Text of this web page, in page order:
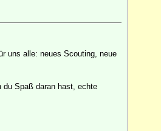
uns alle: neues Scouting, neue
du Spaß daran hast, echte